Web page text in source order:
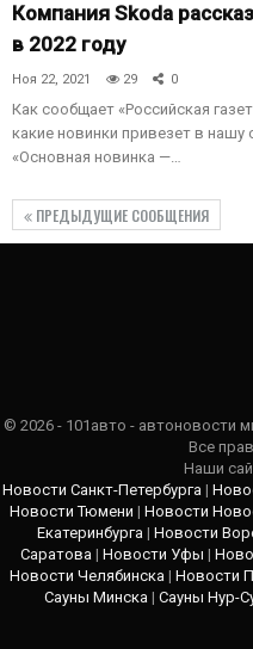
Компания Skoda
в 2022 году
Ноя 22, 2021 29 0
Как сообщает «Российская
какие новинки привезет в
«Основная новинка —…
ПРЕДЫДУЩИЕ СООБЩЕНИЯ
© 2026 - 101авто - автоновости
Все
Наши
Новости Санкт-Петербурга |
Новости Тюмени | Новости
Екатеринбурга | Новости
Саратова | Новости Уфы |
Новости Челябинска | Новости
Сауны Минска | Сауны Нур-